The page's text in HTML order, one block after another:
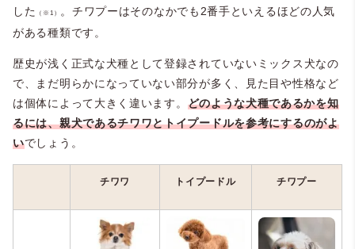
した
（※1）
。チワプーはそのなかでも2番手といえるほどの人気
がある種類です。
歴史が浅く正式な犬種として登録されていないミックス犬なの
で、まだ明らかになっていない部分が多く、見た目や性格など
は個体によって大きく違います。 どのような犬種であるかを知
るには、親犬であるチワワとトイプードルを参考にするのがよ
いでしょう。
チワワ トイプードル チワプー